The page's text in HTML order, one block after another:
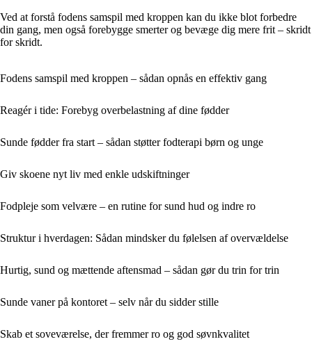
Ved at forstå fodens samspil med kroppen kan du ikke blot forbedre
din gang, men også forebygge smerter og bevæge dig mere frit – skridt
for skridt.
Fodens samspil med kroppen – sådan opnås en effektiv gang
Reagér i tide: Forebyg overbelastning af dine fødder
Sunde fødder fra start – sådan støtter fodterapi børn og unge
Giv skoene nyt liv med enkle udskiftninger
Fodpleje som velvære – en rutine for sund hud og indre ro
Struktur i hverdagen: Sådan mindsker du følelsen af overvældelse
Hurtig, sund og mættende aftensmad – sådan gør du trin for trin
Sunde vaner på kontoret – selv når du sidder stille
Skab et soveværelse, der fremmer ro og god søvnkvalitet